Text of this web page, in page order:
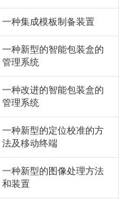
一种集成模板制备装置
一种新型的智能包装盒的
管理系统
一种改进的智能包装盒的
管理系统
一种新型的定位校准的方
法及移动终端
一种新型的图像处理方法
和装置